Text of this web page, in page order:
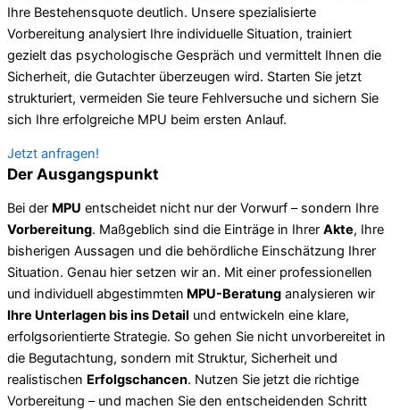
Ihre Bestehensquote deutlich. Unsere spezialisierte
Vorbereitung analysiert Ihre individuelle Situation, trainiert
gezielt das psychologische Gespräch und vermittelt Ihnen die
Sicherheit, die Gutachter überzeugen wird. Starten Sie jetzt
strukturiert, vermeiden Sie teure Fehlversuche und sichern Sie
sich Ihre erfolgreiche MPU beim ersten Anlauf.
Jetzt anfragen!
Der Ausgangspunkt
Bei der MPU entscheidet nicht nur der Vorwurf – sondern Ihre
Vorbereitung. Maßgeblich sind die Einträge in Ihrer Akte, Ihre
bisherigen Aussagen und die behördliche Einschätzung Ihrer
Situation. Genau hier setzen wir an. Mit einer professionellen
und individuell abgestimmten MPU-Beratung analysieren wir
Ihre Unterlagen bis ins Detail und entwickeln eine klare,
erfolgsorientierte Strategie. So gehen Sie nicht unvorbereitet in
die Begutachtung, sondern mit Struktur, Sicherheit und
realistischen Erfolgschancen. Nutzen Sie jetzt die richtige
Vorbereitung – und machen Sie den entscheidenden Schritt